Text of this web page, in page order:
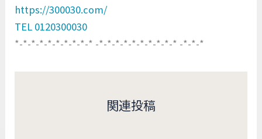
https://300030.com/
TEL 0120300030
*-*-*-*-*-*-*-*-*-* -*-*-*-*-*-*-*-*-*-* -*-*-*
関連投稿